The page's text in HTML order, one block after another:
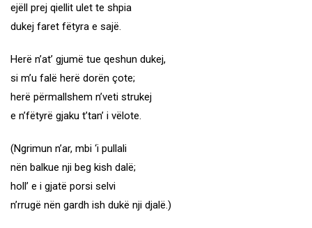
ejëll prej qiellit ulet te shpia
dukej faret fëtyra e sajë.
Herë n’at’ gjumë tue qeshun dukej,
si m’u falë herë dorën çote;
herë përmallshem n’veti strukej
e n’fëtyrë gjaku t’tan’ i vëlote.
(Ngrimun n’ar, mbi ‘i pullali
nën balkue nji beg kish dalë;
holl’ e i gjatë porsi selvi
n’rrugë nën gardh ish dukë nji djalë.)